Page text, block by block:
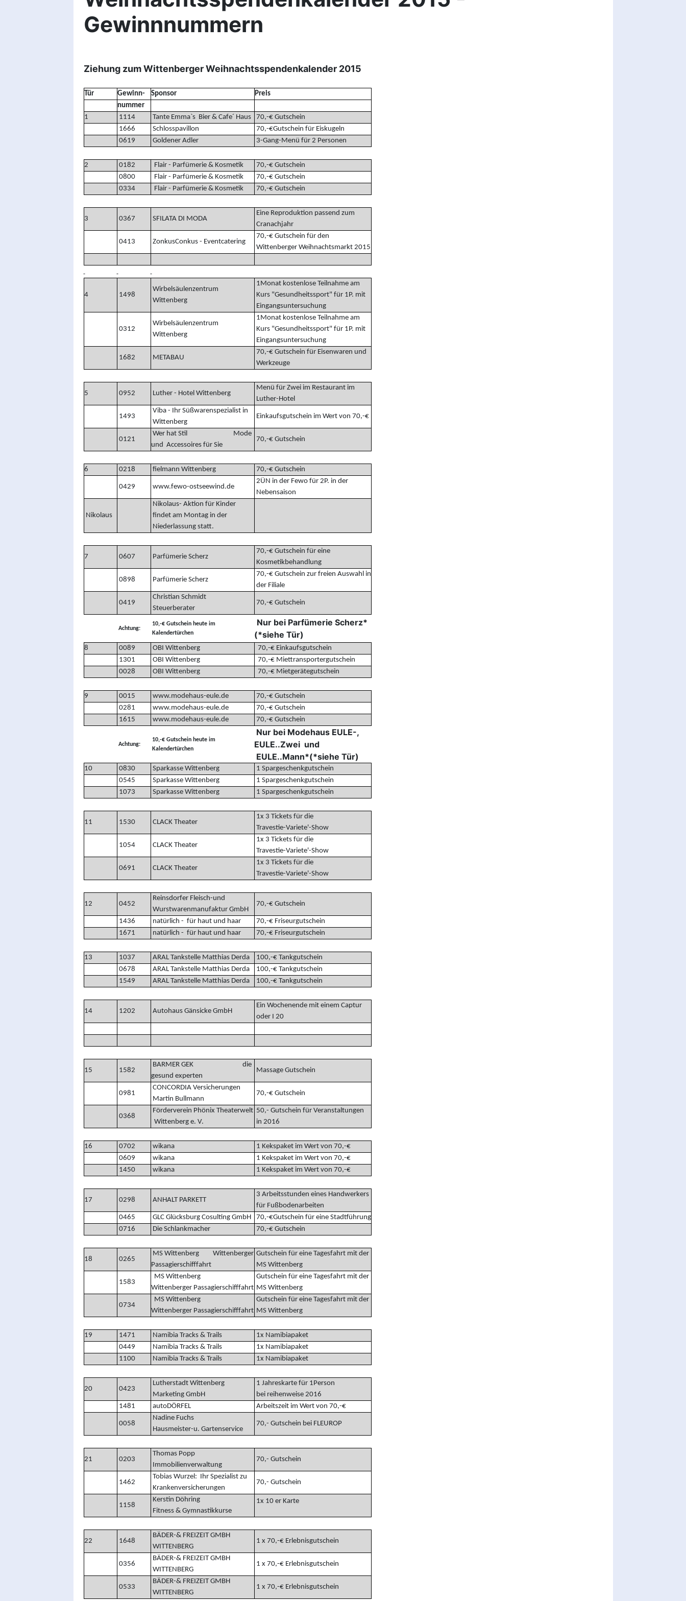
Gewinnnummern
Ziehung zum Wittenberger Weihnachtsspendenkalender 2015
Tür Gewinn- Sponsor
Preis
nummer
1
1114 Tante Emma`s Bier & Cafe´ Haus
70,-€ Gutschein
1666
Schlosspavillon
70,-€Gutschein für Eiskugeln
0619
Goldener Adler 3-Gang-Menü für 2 Personen
2 0182 Flair - Parfümerie & Kosmetik
70,-€ Gutschein
0800
Flair - Parfümerie & Kosmetik
70,-€ Gutschein
0334
Flair - Parfümerie & Kosmetik 70,-€ Gutschein
3 0367 SFILATA DI MODA
Eine Reproduktion passend zum
Cranachjahr
0413 ZonkusConkus - Eventcatering
70,-€ Gutschein für den
Wittenberger Weihnachtsmarkt 2015
4 1498
Wirbelsäulenzentrum
Wittenberg
1Monat kostenlose Teilnahme am
Kurs "Gesundheitssport" für 1P. mit
Eingangsuntersuchung
0312
Wirbelsäulenzentrum
Wittenberg
1Monat kostenlose Teilnahme am
Kurs "Gesundheitssport" für 1P. mit
Eingangsuntersuchung
1682 METABAU
70,-€ Gutschein für Eisenwaren und
Werkzeuge
5 0952 Luther - Hotel Wittenberg
Menü für Zwei im Restaurant im
Luther-Hotel
1493
Viba - Ihr Süßwarenspezialist in
Wittenberg
Einkaufsgutschein im Wert von 70,-€
0121
Wer hat Stil Mode
und Accessoires für Sie
70,-€ Gutschein
6 0218 fielmann Wittenberg 70,-€ Gutschein
0429 www.fewo-ostseewind.de
2ÜN in der Fewo für 2P. in der
Nebensaison
Nikolaus
Nikolaus- Aktion für Kinder
findet am Montag in der
Niederlassung statt.
7 0607 Parfümerie Scherz
70,-€ Gutschein für eine
Kosmetikbehandlung
0898 Parfümerie Scherz
70,-€ Gutschein zur freien Auswahl in
der Filiale
0419
Christian Schmidt
Steuerberater
70,-€ Gutschein
Achtung:
10,-€ Gutschein heute im
Kalendertürchen
Nur bei Parfümerie Scherz*
(*siehe Tür)
8 0089 OBI Wittenberg
70,-€ Einkaufsgutschein
1301
OBI Wittenberg
70,-€ Miettransportergutschein
0028
OBI Wittenberg 70,-€ Mietgerätegutschein
9 0015 www.modehaus-eule.de
70,-€ Gutschein
0281
www.modehaus-eule.de
70,-€ Gutschein
1615
www.modehaus-eule.de 70,-€ Gutschein
Achtung:
10,-€ Gutschein heute im
Kalendertürchen
Nur bei Modehaus EULE-,
EULE..Zwei und
EULE..Mann*(*siehe Tür)
10 0830 Sparkasse Wittenberg
1 Spargeschenkgutschein
0545
Sparkasse Wittenberg
1 Spargeschenkgutschein
1073
Sparkasse Wittenberg 1 Spargeschenkgutschein
11 1530 CLACK Theater
1x 3 Tickets für die
Travestie-Variete'-Show
1054 CLACK Theater
1x 3 Tickets für die
Travestie-Variete'-Show
0691 CLACK Theater
1x 3 Tickets für die
Travestie-Variete'-Show
12 0452
Reinsdorfer Fleisch-und
Wurstwarenmanufaktur GmbH
70,-€ Gutschein
1436 natürlich - für haut und haar
70,-€ Friseurgutschein
1671
natürlich - für haut und haar 70,-€ Friseurgutschein
13 1037 ARAL Tankstelle Matthias Derda
100,-€ Tankgutschein
0678
ARAL Tankstelle Matthias Derda
100,-€ Tankgutschein
1549
ARAL Tankstelle Matthias Derda 100,-€ Tankgutschein
14 1202 Autohaus Gänsicke GmbH
Ein Wochenende mit einem Captur
oder I 20
15 1582
BARMER GEK die
gesund experten
Massage Gutschein
0981
CONCORDIA Versicherungen
Martin Bullmann
70,-€ Gutschein
0368
Förderverein Phönix Theaterwelt
Wittenberg e. V.
50,- Gutschein für Veranstaltungen
in 2016
16 0702 wikana
1 Kekspaket im Wert von 70,-€
0609
wikana
1 Kekspaket im Wert von 70,-€
1450
wikana 1 Kekspaket im Wert von 70,-€
17 0298 ANHALT PARKETT
3 Arbeitsstunden eines Handwerkers
für Fußbodenarbeiten
0465
GLC Glücksburg Cosulting GmbH
70,-€Gutschein für eine Stadtführung
0716
Die Schlankmacher 70,-€ Gutschein
18 0265
MS Wittenberg Wittenberger
Passagierschifffahrt
Gutschein für eine Tagesfahrt mit der
MS Wittenberg
1583
MS Wittenberg
Wittenberger Passagierschifffahrt
Gutschein für eine Tagesfahrt mit der
MS Wittenberg
0734
MS Wittenberg
Wittenberger Passagierschifffahrt
Gutschein für eine Tagesfahrt mit der
MS Wittenberg
19 1471 Namibia Tracks & Trails
1x Namibiapaket
0449
Namibia Tracks & Trails
1x Namibiapaket
1100
Namibia Tracks & Trails 1x Namibiapaket
20 0423
Lutherstadt Wittenberg
Marketing GmbH
1 Jahreskarte für 1Person
bei reihenweise 2016
1481
autoDÖRFEL Arbeitszeit im Wert von 70,-€
0058
Nadine Fuchs
Hausmeister-u. Gartenservice
70,- Gutschein bei FLEUROP
21 0203
Thomas Popp
Immobilienverwaltung
70,- Gutschein
1462
Tobias Wurzel: Ihr Spezialist zu
Krankenversicherungen
70,- Gutschein
1158
Kerstin Döhring
Fitness & Gymnastikkurse
1x 10 er Karte
22 1648
BÄDER-& FREIZEIT GMBH
WITTENBERG
1 x 70,-€ Erlebnisgutschein
0356
BÄDER-& FREIZEIT GMBH
WITTENBERG
1 x 70,-€ Erlebnisgutschein
0533
BÄDER-& FREIZEIT GMBH
WITTENBERG
1 x 70,-€ Erlebnisgutschein